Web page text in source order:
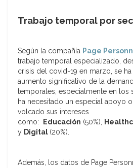
Trabajo temporal por
Según la compañía Page
trabajo temporal especializado,
crisis del covid-19 en marzo, se
aumento significativo de la
temporales, especialmente en los
ha necesitado un especial apoyo
volcado sus intereses
como:
Educación (50%),
y Digital (20%).
Además, los datos de Page